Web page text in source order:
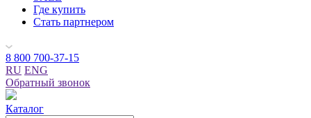
Где купить
Стать партнером
8 800 700-37-15
RU ENG
Обратный звонок
Каталог